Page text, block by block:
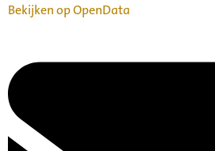
Bekijken op OpenData